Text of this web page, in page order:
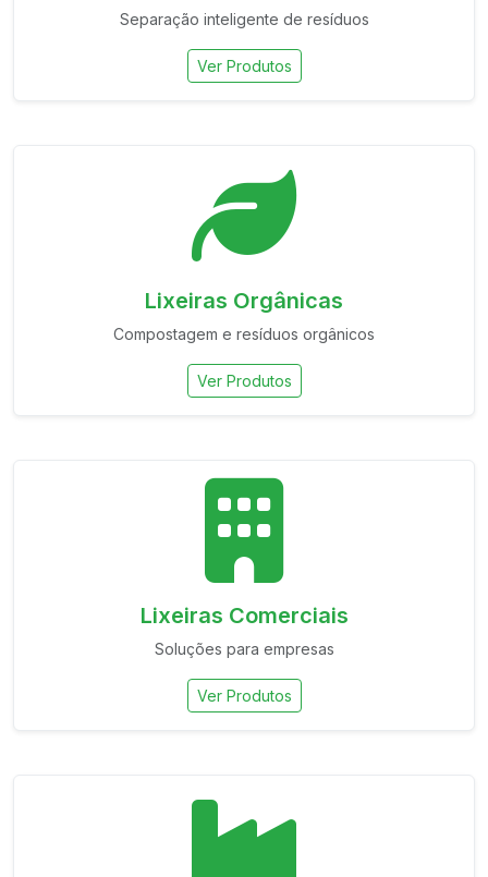
Separação inteligente de resíduos
Ver Produtos
Lixeiras Orgânicas
Compostagem e resíduos orgânicos
Ver Produtos
Lixeiras Comerciais
Soluções para empresas
Ver Produtos